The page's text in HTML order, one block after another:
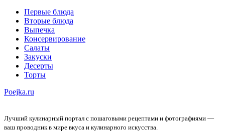
Первые блюда
Вторые блюда
Выпечка
Консервирование
Салаты
Закуски
Десерты
Торты
Poejka.ru
Лучший кулинарный портал с пошаговыми рецептами и фотографиями —
ваш проводник в мире вкуса и кулинарного искусства.